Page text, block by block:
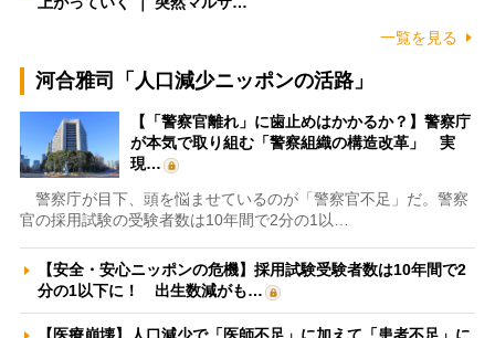
一覧を見る
河合雅司「人口減少ニッポンの活路」
【「警察官離れ」に歯止めはかかるか？】警察庁
が本気で取り組む「警察組織の構造改革」 実
現…
警察庁が目下、頭を悩ませているのが「警察官不足」だ。警察
官の採用試験の受験者数は10年間で2分の1以…
【安全・安心ニッポンの危機】採用試験受験者数は10年間で2
分の1以下に！ 出生数減がも…